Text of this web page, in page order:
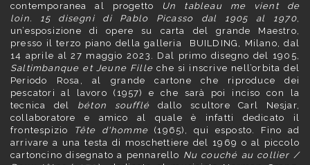
contemporanea al progetto
Un tableau me vient de
loin. 15 disegni di Pablo Picasso dal 1905 al 1970,
un’esposizione di opere su carta del grande Maestro,
presso il terzo piano della galleria BUILDING, Milano, dal
14 aprile al 27 maggio 2023. Dal primo disegno del 1905,
Saltimbanque et Jeune Fille che si inscrive nell’orbita del
Periodo Rosa, al grande cartone che riproduce dei
pescatori al lavoro (1957) e che sarà poi inciso con la
tecnica del béton soufflé dallo scultore Carl Nesjar,
collaboratore e amico al quale è infatti dedicato il
frontespizio
Tête d'homme (1965), qui esposto. Fino ad
arrivare a una testa di moschettiere del 1969 o al piccolo
cartoncino disegnato a pennarello Nu couché au collier /